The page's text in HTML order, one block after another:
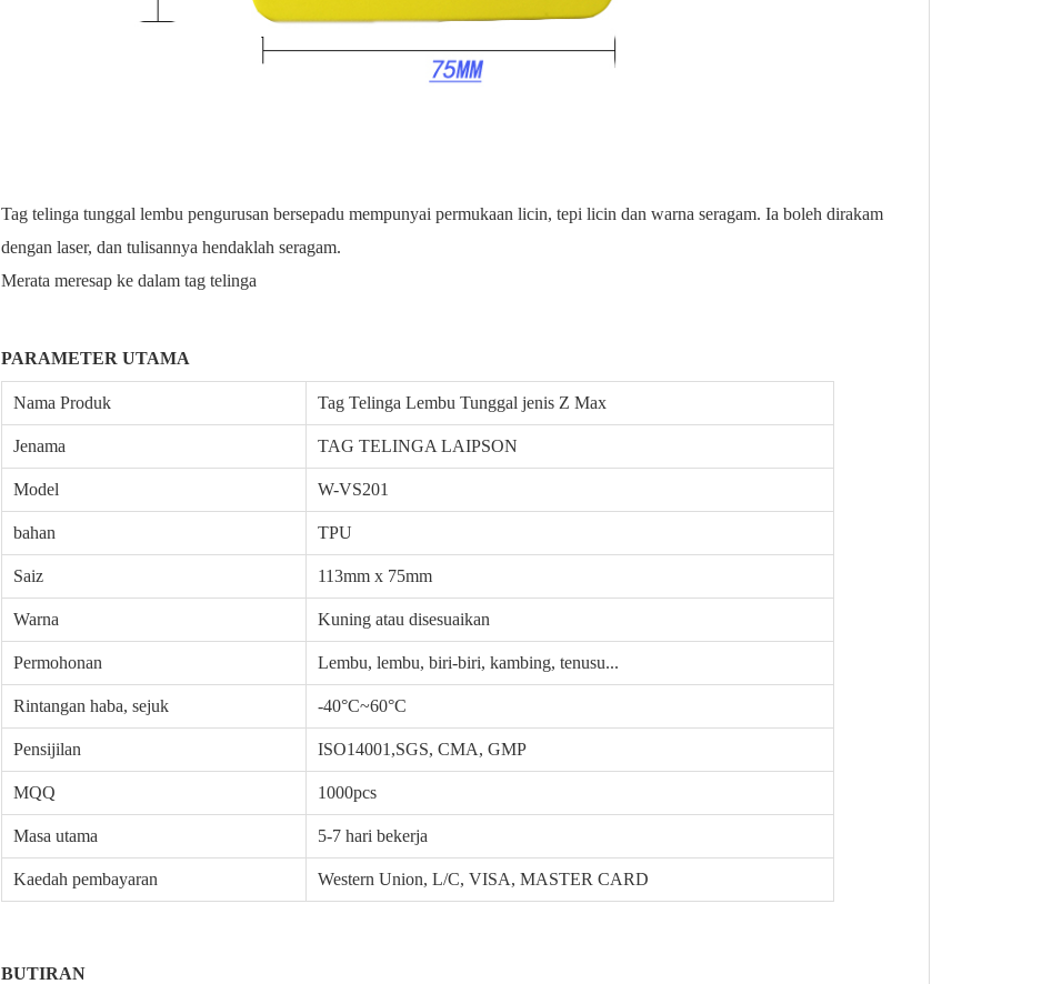
Tag telinga tunggal lembu pengurusan bersepadu mempunyai permukaan licin, tepi licin dan warna seragam. Ia boleh dirakam
dengan laser, dan tulisannya hendaklah seragam.
Merata meresap ke dalam tag telinga
PARAMETER UTAMA
Nama Produk Tag Telinga Lembu Tunggal jenis Z Max
Jenama TAG TELINGA LAIPSON
Model W-VS201
bahan TPU
Saiz 113mm x 75mm
Warna Kuning atau disesuaikan
Permohonan Lembu, lembu, biri-biri, kambing, tenusu...
Rintangan haba, sejuk -40°C~60°C
Pensijilan ISO14001,SGS, CMA, GMP
MQQ 1000pcs
Masa utama 5-7 hari bekerja
Kaedah pembayaran Western Union, L/C, VISA, MASTER CARD
BUTIRAN